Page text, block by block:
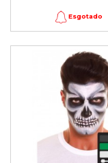
Esgotado